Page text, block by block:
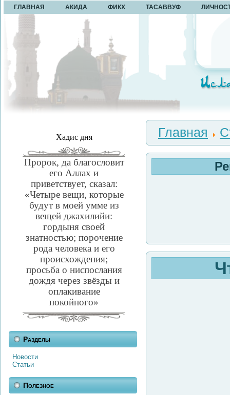
ГЛАВНАЯ АКИДА ФИКХ ТАСАВВУФ
Хадис дня
Пророк, да благословит
его Аллах и
приветствует, сказал:
«Четыре вещи, которые
будут в моей умме из
вещей джахилийи:
гордыня своей
знатностью; порочение
рода человека и его
происхождения;
просьба о ниспослания
дождя через звёзды и
оплакивание
покойного»
Разделы
Новости
Статьи
Полезное
Главная